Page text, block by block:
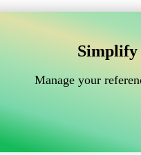
Simplify
Manage your